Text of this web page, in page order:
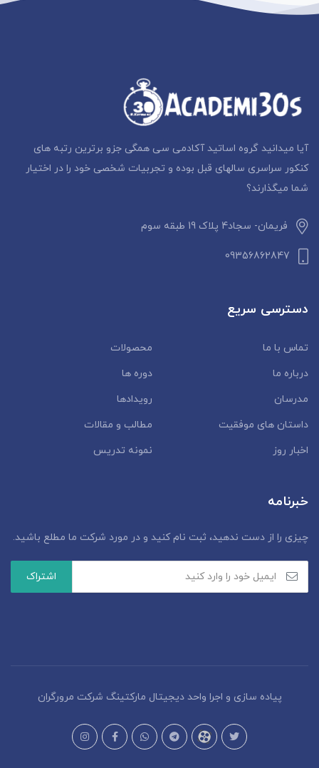
آیا میدانید گروه اساتید آکادمی سی همگی جزو برترین رتبه های
کنکور سراسری سالهای قبل بوده و تجربیات شخصی خود را در اختیار
شما میگذارند؟
فریمان- سجاد4 پلاک 19 طبقه سوم
09356862847
دسترسی سریع
تماس با ما
محصولات
درباره ما
دوره ها
مدرسان
رویدادها
داستان‌ های موفقیت
مطالب و مقالات
اخبار روز
نمونه تدریس
خبرنامه
چیزی را از دست ندهید، ثبت نام کنید و در مورد شرکت ما مطلع باشید.
پیاده سازی و اجرا واحد دیجیتال مارکتینگ شرکت مرورگران